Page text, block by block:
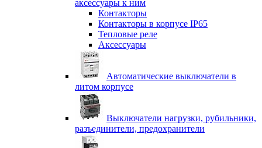
аксессуары к ним
Контакторы
Контакторы в корпусе IP65
Тепловые реле
Аксессуары
Автоматические выключатели в
литом корпусе
Выключатели нагрузки, рубильники,
разъединители, предохранители